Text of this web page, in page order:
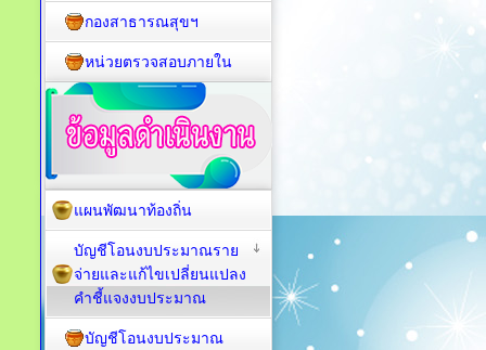
กองสาธารณสุขฯ
หน่วยตรวจสอบภายใน
แผนพัฒนาท้องถิ่น
บัญชีโอนงบประมาณราย
จ่ายและแก้ไขเปลี่ยนแปลง
คำชี้แจงงบประมาณ
บัญชีโอนงบประมาณ